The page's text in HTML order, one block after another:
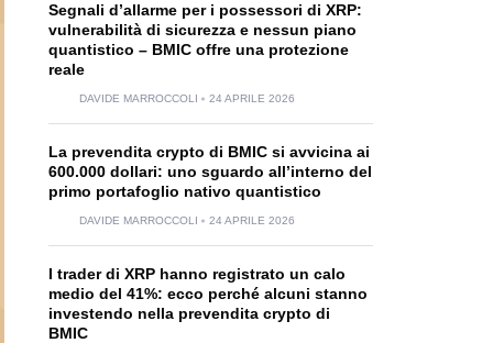
Segnali d’allarme per i possessori di XRP:
vulnerabilità di sicurezza e nessun piano
quantistico – BMIC offre una protezione
reale
DAVIDE MARROCCOLI 24 APRILE 2026
La prevendita crypto di BMIC si avvicina ai
600.000 dollari: uno sguardo all’interno del
primo portafoglio nativo quantistico
DAVIDE MARROCCOLI 24 APRILE 2026
I trader di XRP hanno registrato un calo
medio del 41%: ecco perché alcuni stanno
investendo nella prevendita crypto di
BMIC